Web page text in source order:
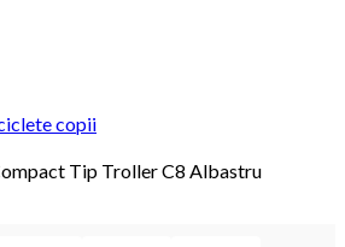
copii
Tip Troller C8 Albastru